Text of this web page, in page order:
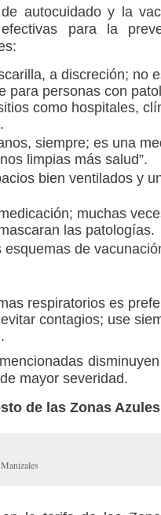
autocuidado y la
para la
a discreción; no
para personas con
como hospitales,
siempre; es una
limpias más salud”.
bien ventilados y
muchas
las patologías.
esquemas de
respiratorios es
contagios; use
mayor severidad.
de las Zonas